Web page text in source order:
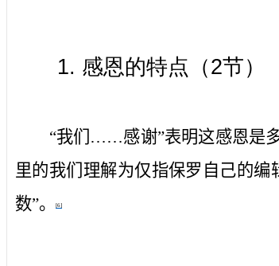
1. 感恩的特点（2节）
“我们……感谢”表明这感恩是
里的我们 理解为仅指保罗自己的编
数”。 [6]